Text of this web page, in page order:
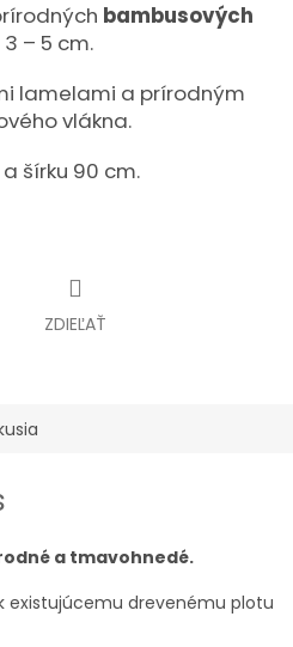
bambusových
– 5 cm.
lamelami a prírodným
vlákna.
šírku 90 cm.
ZDIEĽAŤ
a tmavohnedé.
existujúcemu drevenému plotu